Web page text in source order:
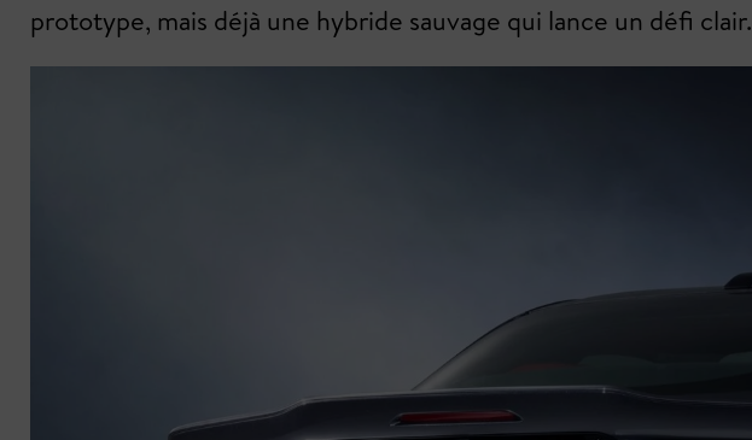
prototype, mais déjà une hybride sauvage qui lance un défi clair.